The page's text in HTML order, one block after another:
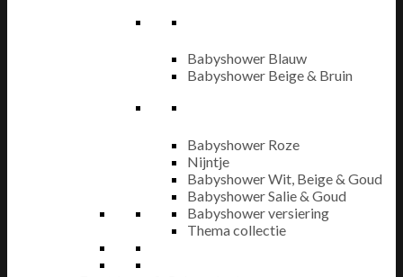
Babyshower Blauw
Babyshower Beige & Bruin
Babyshower Roze
Nijntje
Babyshower Wit, Beige & Goud
Babyshower Salie & Goud
Babyshower versiering
Thema collectie